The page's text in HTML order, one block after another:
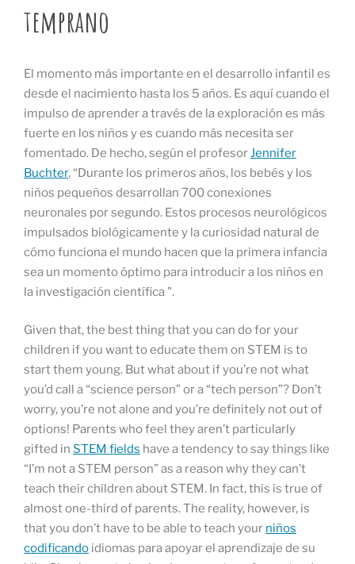
temprano
El momento más importante en el desarrollo infantil es
desde el nacimiento hasta los 5 años. Es aquí cuando el
impulso de aprender a través de la exploración es más
fuerte en los niños y es cuando más necesita ser
fomentado. De hecho, según el profesorJennifer
Buchter, “Durante los primeros años, los bebés y los
niños pequeños desarrollan 700 conexiones
neuronales por segundo. Estos procesos neurológicos
impulsados biológicamente y la curiosidad natural de
cómo funciona el mundo hacen que la primera infancia
sea un momento óptimo para introducir a los niños en
la investigación científica ".
Given that, the best thing that you can do for your
children if you want to educate them on STEM is to
start them young. But what about if you’re not what
you’d call a “science person” or a “tech person”? Don’t
worry, you’re not alone and you’re definitely not out of
options! Parents who feel they aren’t particularly
gifted in STEM fields have a tendency to say things like
“I’m not a STEM person” as a reason why they can’t
teach their children about STEM. In fact, this is true of
almost one-third of parents. The reality, however, is
that you don’t have to be able to teach your niños
codificando idiomas para apoyar el aprendizaje de su